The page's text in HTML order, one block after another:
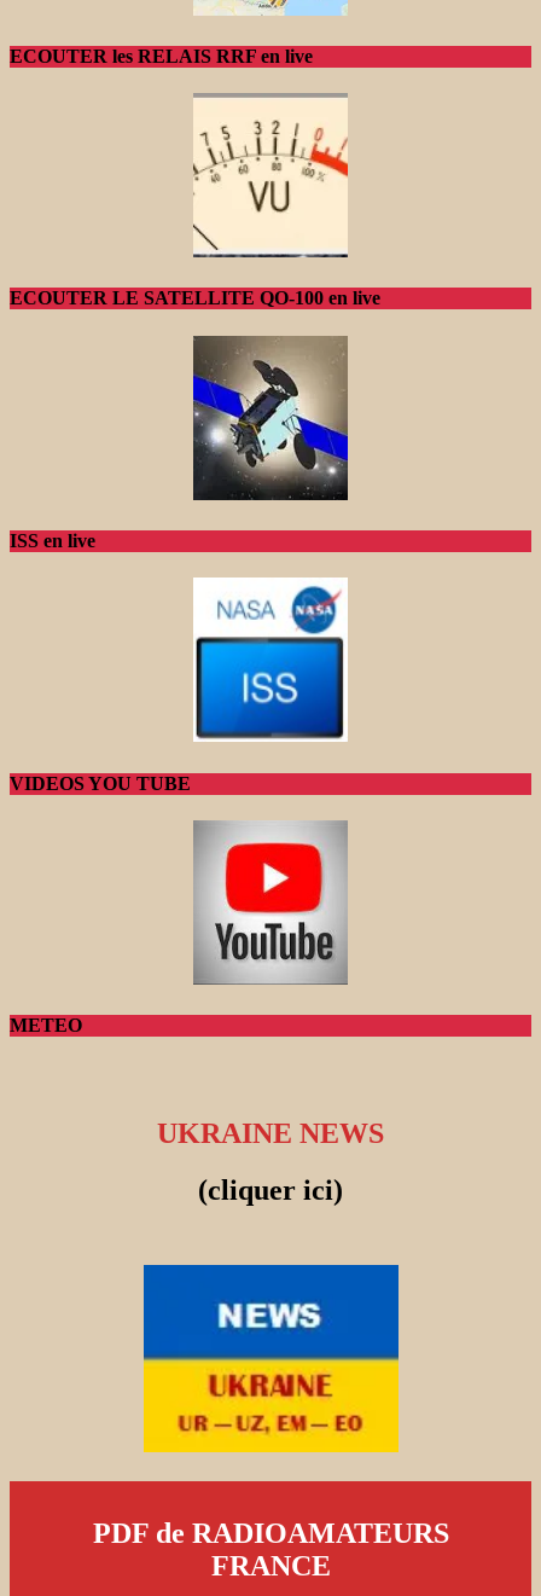
ECOUTER les RELAIS RRF en live
ECOUTER LE SATELLITE QO-100 en live
ISS en live
VIDEOS YOU TUBE
METEO
UKRAINE NEWS
(cliquer ici)
PDF de RADIOAMATEURS
FRANCE